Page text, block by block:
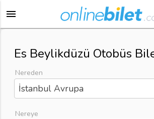
menu
Es Beylikdüzü Otobüs
Nereden
İstanbul Avrupa
Nereye